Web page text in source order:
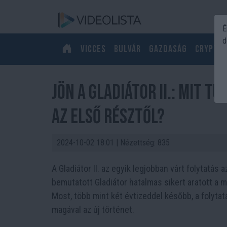
Vicces Bulvár Gazdaság Crypto
Jön a Gladiátor II.: Mit
az első résztől?
2024-10-02 18:01 | Nézettség: 835
A Gladiátor II. az egyik legjobban várt folytatás
bemutatott Gladiátor hatalmas sikert aratott a
Most, több mint két évtizeddel később, a
magával az új történet.